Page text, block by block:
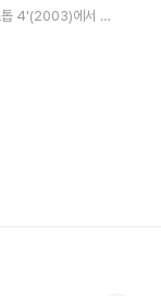
톱 4'(2003)에서 청
역할을 통해 코
이러한 변신은 그의